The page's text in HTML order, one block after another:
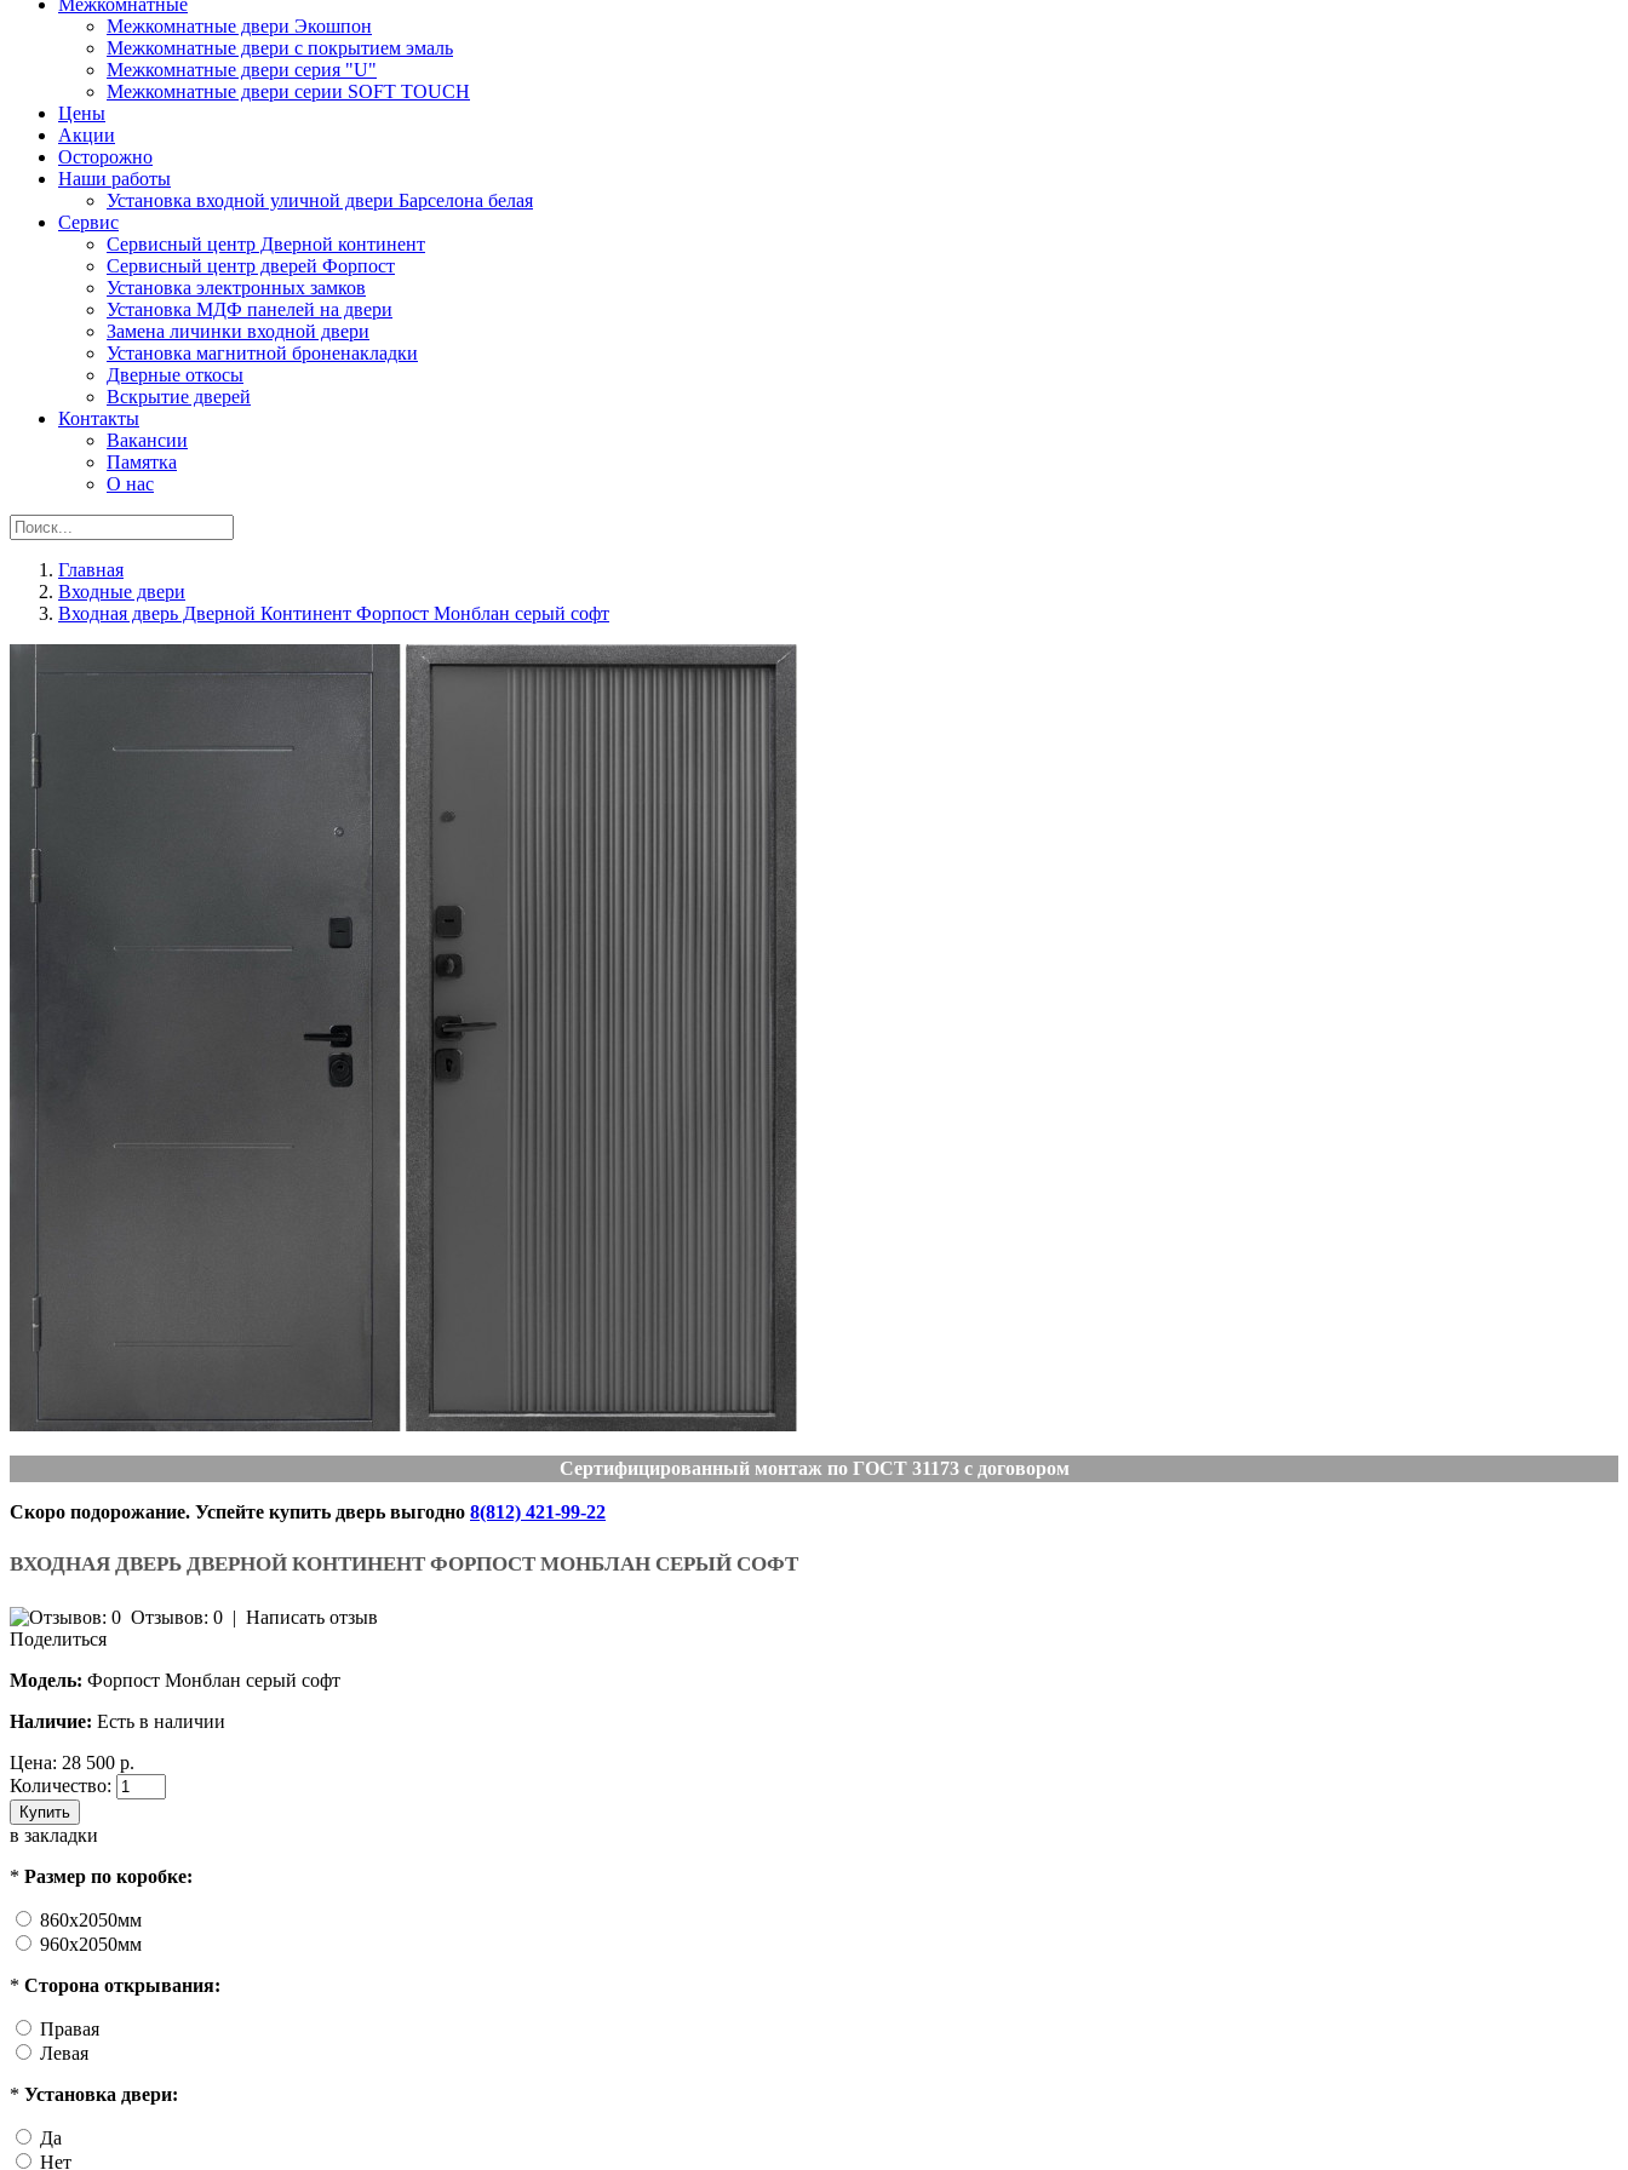
Межкомнатные
Межкомнатные двери Экошпон
Межкомнатные двери с покрытием эмаль
Межкомнатные двери серия "U"
Межкомнатные двери серии SOFT TOUCH
Цены
Акции
Осторожно
Наши работы
Установка входной уличной двери Барселона белая
Сервис
Сервисный центр Дверной континент
Сервисный центр дверей Форпост
Установка электронных замков
Установка МДФ панелей на двери
Замена личинки входной двери
Установка магнитной броненакладки
Дверные откосы
Вскрытие дверей
Контакты
Вакансии
Памятка
О нас
Главная
Входные двери
Входная дверь Дверной Континент Форпост Монблан серый софт
Сертифицированный монтаж по ГОСТ 31173 с договором
Скоро подорожание. Успейте купить дверь выгодно 8(812) 421-99-22
ВХОДНАЯ ДВЕРЬ ДВЕРНОЙ КОНТИНЕНТ ФОРПОСТ МОНБЛАН СЕРЫЙ СОФТ
Отзывов: 0 | Написать отзыв
Поделиться
Модель: Форпост Монблан серый софт
Наличие: Есть в наличии
Цена: 28 500 р.
Количество:
Купить
в закладки
* Размер по коробке:
860x2050мм
960x2050мм
* Сторона открывания:
Правая
Левая
* Установка двери:
Да
Нет